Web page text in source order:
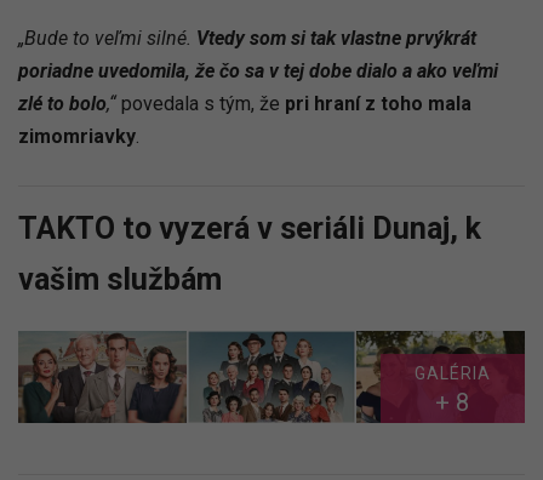
„Bude to veľmi silné. Vtedy som si tak vlastne prvýkrát
poriadne uvedomila, že čo sa v tej dobe dialo a ako veľmi
zlé to bolo,“ povedala s tým, že pri hraní z toho mala
zimomriavky
TAKTO to vyzerá v seriáli Dunaj, k
vašim službám
GALÉRIA
+ 8